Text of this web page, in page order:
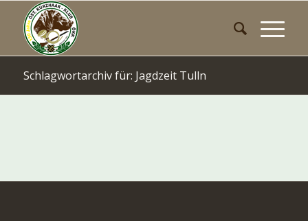
Schlagwortarchiv für: Jagdzeit Tulln